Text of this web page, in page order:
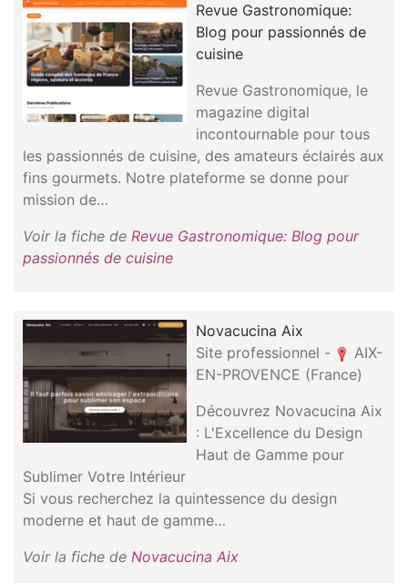
Revue Gastronomique:
Blog pour passionnés de
cuisine
Revue Gastronomique, le
magazine digital
incontournable pour tous
les passionnés de cuisine, des amateurs éclairés aux
fins gourmets. Notre plateforme se donne pour
mission de…
Voir la fiche de Revue Gastronomique: Blog pour
passionnés de cuisine
Novacucina Aix
Site professionnel -
AIX-
EN-PROVENCE (France)
Découvrez Novacucina Aix
: L'Excellence du Design
Haut de Gamme pour
Sublimer Votre Intérieur
Si vous recherchez la quintessence du design
moderne et haut de gamme…
Voir la fiche de Novacucina Aix